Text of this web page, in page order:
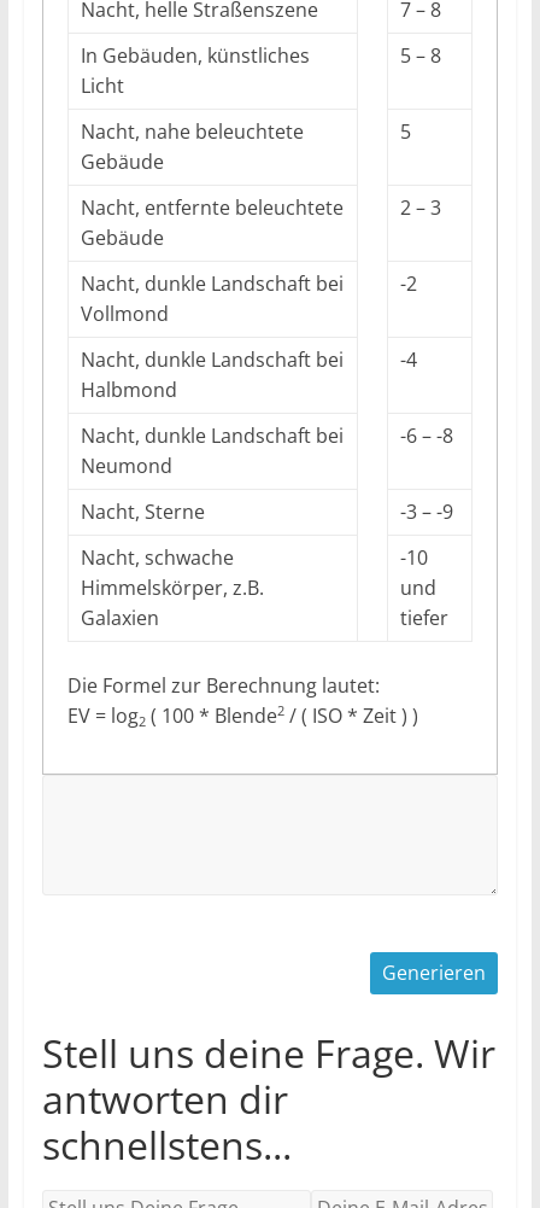
Nacht, helle Straßenszene
7 – 8
In Gebäuden, künstliches
Licht
5 – 8
Nacht, nahe beleuchtete
Gebäude
5
Nacht, entfernte beleuchtete
Gebäude
2 – 3
Nacht, dunkle Landschaft bei
Vollmond
-2
Nacht, dunkle Landschaft bei
Halbmond
-4
Nacht, dunkle Landschaft bei
Neumond
-6 – -8
Nacht, Sterne
-3 – -9
Nacht, schwache
Himmelskörper, z.B.
Galaxien
-10
und
tiefer
Die Formel zur Berechnung lautet:
EV = log2( 100 * Blende2/ ( ISO * Zeit ) )
Stell uns deine Frage. Wir
antworten dir
schnellstens...